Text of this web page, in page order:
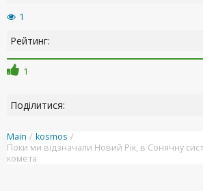
1
Рейтинг:
1
Поділитися:
Main / kosmos /
Поки ми відзначали Новий Рік, в Сонячну
комета